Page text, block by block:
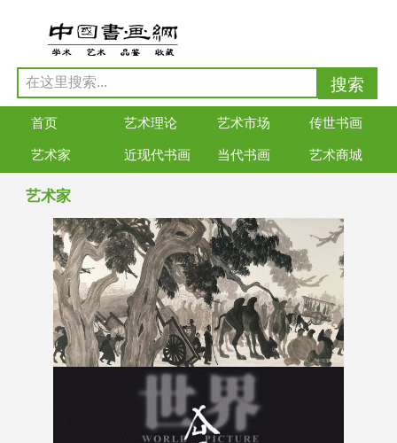
首页 艺术理论 艺术市场 传世书画
艺术家 近现代书画 当代书画 艺术商城
艺术家